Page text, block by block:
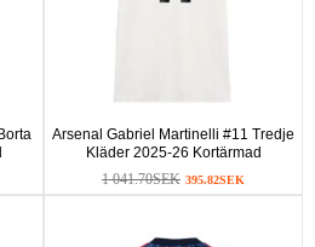
Arsenal Gabriel Martinelli #11 Tredje
Kläder 2025-26 Kortärmad
1 041.70SEK 395.82SEK